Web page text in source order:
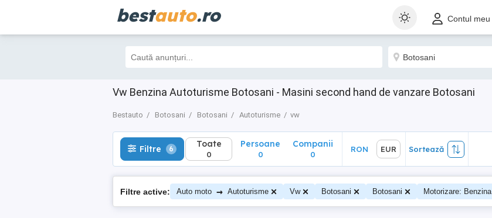
bestauto.ro Contul meu
Vw Benzina Autoturisme Botosani - Masini second hand de vanzare Botosani
Bestauto Botosani Botosani Autoturisme vw
Filtre 6 Toate
0
Sortează
Filtre 6 Toate
0
Persoane
0
Companii
0
RON EUR Sortează
Filtre active: Auto moto → Autoturisme Vw Botosani Botosani Motorizare: Benzina